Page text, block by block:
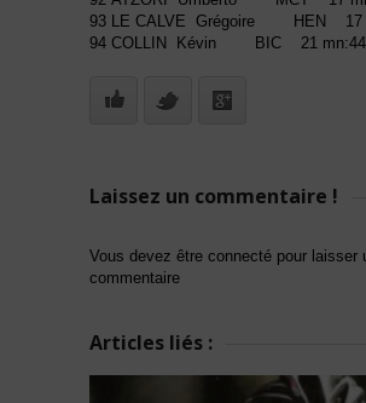
93 LE CALVE Grégoire HEN 17
94 COLLIN Kévin BIC 21 mn:44
Laissez un commentaire !
Vous devez être connecté pour laisser
commentaire
Articles liés :